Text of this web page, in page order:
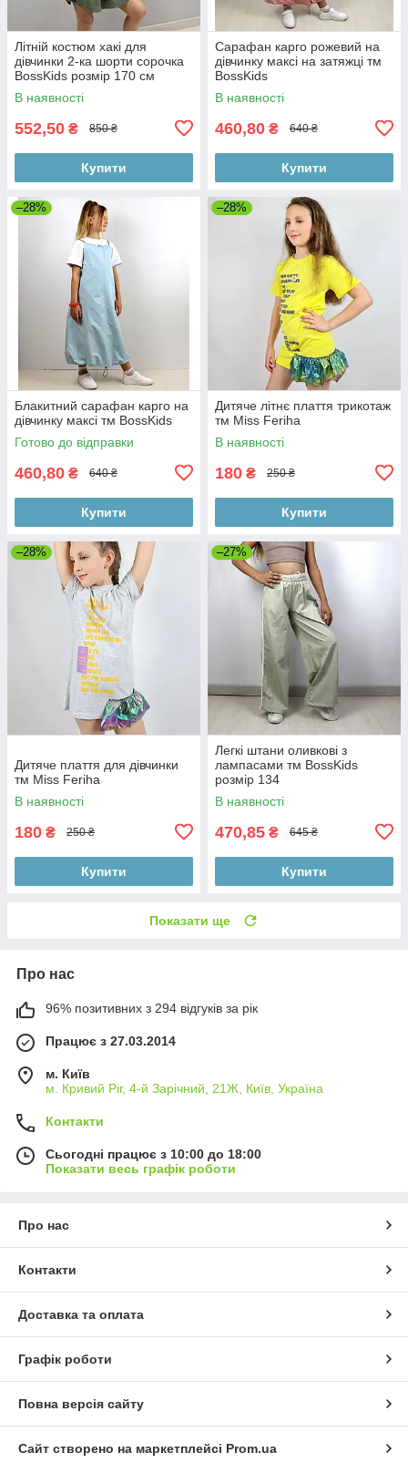
Літній костюм хакі для
дівчинки 2-ка шорти сорочка
BossKids розмір 170 см
В наявності
552,50 ₴ 850 ₴
Купити
Сарафан карго рожевий на
дівчинку максі на затяжці тм
BossKids
В наявності
460,80 ₴ 640 ₴
Купити
–28%
Блакитний сарафан карго на
дівчинку максі тм BossKids
Готово до відправки
460,80 ₴ 640 ₴
Купити
–28%
Дитяче літнє плаття трикотаж
тм Miss Feriha
В наявності
180 ₴ 250 ₴
Купити
–28%
Дитяче плаття для дівчинки
тм Miss Feriha
В наявності
180 ₴ 250 ₴
Купити
–27%
Легкі штани оливкові з
лампасами тм BossKids
розмір 134
В наявності
470,85 ₴ 645 ₴
Купити
Показати ще
Про нас
96% позитивних з 294 відгуків за рік
Працює з 27.03.2014
м. Київ
м. Кривий Ріг, 4-й Зарічний, 21Ж, Київ, Україна
Контакти
Сьогодні працює з 10:00 до 18:00
Показати весь графік роботи
Про нас
Контакти
Доставка та оплата
Графік роботи
Повна версія сайту
Сайт створено на маркетплейсі Prom.ua